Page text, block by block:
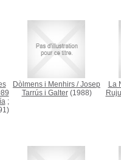
;
Dòlmens i Menhirs /Josep
Tarrús i Galter(1988)
La
Ruju